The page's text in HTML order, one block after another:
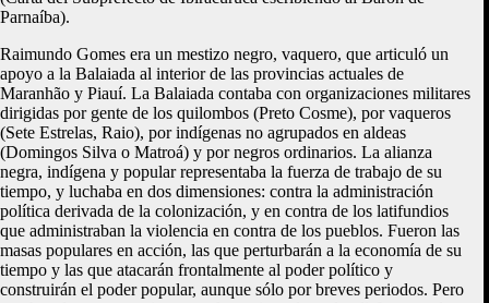
Parnaíba).
Raimundo Gomes era un mestizo negro, vaquero, que articuló un
apoyo a la Balaiada al interior de las provincias actuales de
Maranhão y Piauí. La Balaiada contaba con organizaciones militares
dirigidas por gente de los quilombos (Preto Cosme), por vaqueros
(Sete Estrelas, Raio), por indígenas no agrupados en aldeas
(Domingos Silva o Matroá) y por negros ordinarios. La alianza
negra, indígena y popular representaba la fuerza de trabajo de su
tiempo, y luchaba en dos dimensiones: contra la administración
política derivada de la colonización, y en contra de los latifundios
que administraban la violencia en contra de los pueblos. Fueron las
masas populares en acción, las que perturbarán a la economía de su
tiempo y las que atacarán frontalmente al poder político y
construirán el poder popular, aunque sólo por breves periodos. Pero